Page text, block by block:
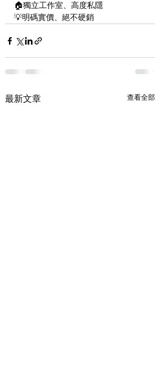
🏠獨立工作室、高度私隱
💡明碼實價、絕不硬銷
最新文章 查看全部